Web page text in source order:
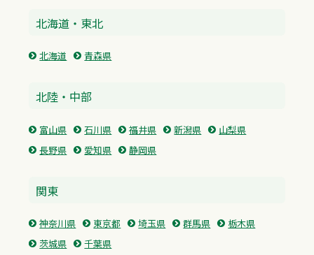
北海道・東北
北海道 青森県
北陸・中部
富山県 石川県 福井県 新潟県
山梨県
長野県
愛知県 静岡県
関東
神奈川県 東京都 埼玉県 群馬県
栃木県
茨城県
千葉県